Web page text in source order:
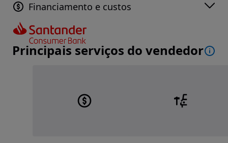
Financiamento e custos
Principais serviços do vendedor